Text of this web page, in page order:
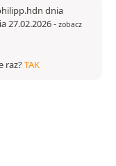
dnia
27.02.2026- zobacz
raz?TAK